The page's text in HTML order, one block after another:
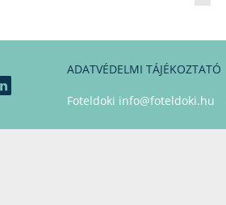
ADATVÉDELMI TÁJÉKOZTATÓ
Foteldoki info@foteldoki.hu